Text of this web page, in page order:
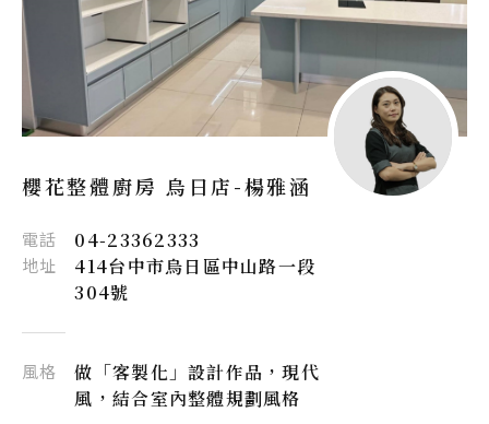
櫻花整體廚房 烏日店-楊雅涵
電話 04-23362333
地址
414台中市烏日區中山路一段
304號
風格
做「客製化」設計作品，現代
風，結合室內整體規劃風格